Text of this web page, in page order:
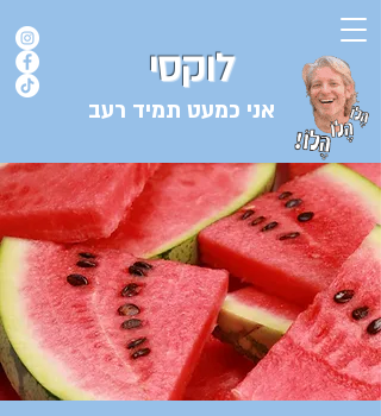
אני כמעט תמיד רעב
לוקסי